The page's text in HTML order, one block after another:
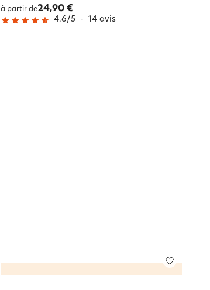
à partir de24,90 €
4.6/5 - 14 avis